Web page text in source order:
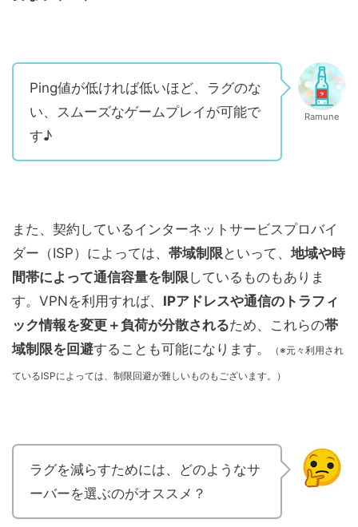
Ping値が低ければ低いほど、ラグのな
い、スムーズなゲームプレイが可能で
す♪
Ramune
また、契約しているインターネットサービスプロバイ
ダー（ISP）によっては、 帯域制限といって、 地域や時
間帯によって通信容量を制限しているものもありま
す。VPNを利用すれば、 IPアドレスや通信のトラフィ
ック情報を変更＋負荷が分散されるため、これらの帯
域制限を回避することも可能になります。 （※元々利用され
ているISPによっては、制限回避が難しいものもございます。）
ラグを減らすためには、どのようなサ
ーバーを選ぶのがオススメ？